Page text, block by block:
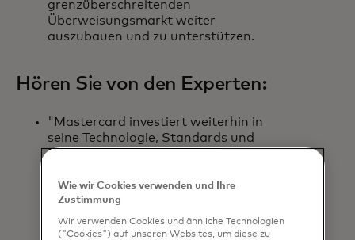
grenzüberschreitenden
Überweisungsmarkt weiter
auszubauen und zu unterstützen.
Hören Sie von den Experten:
"Mastercard investiert weiterhin in
seine Technologie, Standards und
Partnerschaften, um sichere,
in den Vordergrund zu rücken",
sagte Walter Pimenta, Executive
Vice President, Product and
Engineering, Latin America and the
Wie wir Cookies verwenden und Ihre
Zustimmung
Wir verwenden Cookies und ähnliche Technologien
("Cookies") auf unseren Websites, um diese zu